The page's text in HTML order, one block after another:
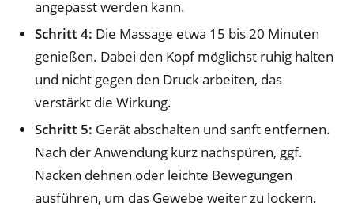
angepasst werden kann.
Schritt 4: Die Massage etwa 15 bis 20 Minuten
genießen. Dabei den Kopf möglichst ruhig halten
und nicht gegen den Druck arbeiten, das
verstärkt die Wirkung.
Schritt 5: Gerät abschalten und sanft entfernen.
Nach der Anwendung kurz nachspüren, ggf.
Nacken dehnen oder leichte Bewegungen
ausführen, um das Gewebe weiter zu lockern.